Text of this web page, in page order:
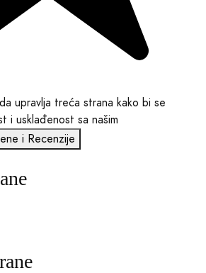
upravlja treća strana kako bi se
i usklađenost sa našim
i Recenzije